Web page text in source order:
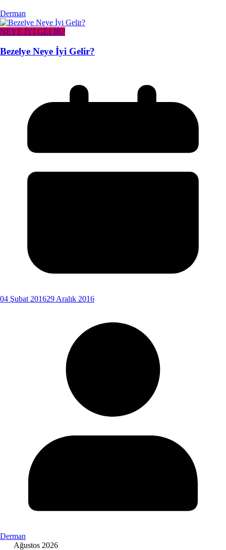
Derman
NEYE İYİ GELİR?
Bezelye Neye İyi Gelir?
04 Şubat 201629 Aralık 2016
Derman
Ağustos 2026